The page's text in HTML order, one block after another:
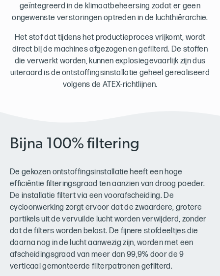
geïntegreerd in de klimaatbeheersing zodat er geen
ongewenste verstoringen optreden in de luchthiërarchie.
Het stof dat tijdens het productieproces vrijkomt, wordt
direct bij de machines afgezogen en gefilterd. De stoffen
die verwerkt worden, kunnen explosiegevaarlijk zijn dus
uiteraard is de ontstoffingsinstallatie geheel gerealiseerd
volgens de ATEX-richtlijnen.
Bijna 100% filtering
De gekozen ontstoffingsinstallatie heeft een hoge
efficiëntie filteringsgraad ten aanzien van droog poeder.
De installatie filtert via een voorafscheiding. De
cycloonwerking zorgt ervoor dat de zwaardere, grotere
partikels uit de vervuilde lucht worden verwijderd, zonder
dat de filters worden belast. De fijnere stofdeeltjes die
daarna nog in de lucht aanwezig zijn, worden met een
afscheidingsgraad van meer dan 99,9% door de 9
verticaal gemonteerde filterpatronen gefilterd.